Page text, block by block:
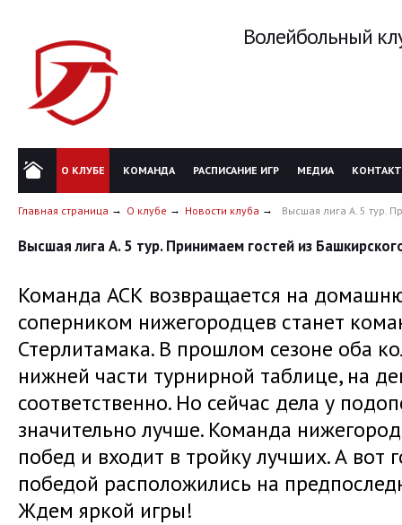
Волейбольный
О КЛУБЕ КОМАНДА РАСПИСАНИЕ ИГР МЕДИА
Главная страница О клубе Новости клуба Высшая лига А. 5 тур.
Высшая лига А. 5 тур. Принимаем гостей из
Команда АСК возвращается на
соперником нижегородцев станет
Стерлитамака. В прошлом сезоне оба
нижней части турнирной таблице, на
соответственно. Но сейчас дела у
значительно лучше. Команда
побед и входит в тройку лучших. А вот
победой расположились на
Ждем яркой игры!